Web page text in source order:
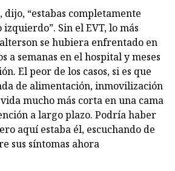
dijo, “estabas completamente
Sin el EVT, lo más
se hubiera enfrentado en
a semanas en el hospital y meses
El peor de los casos, si es que
de alimentación, inmovilización
mucho más corta en una cama
a largo plazo. Podría haber
aquí estaba él, escuchando de
sus síntomas ahora